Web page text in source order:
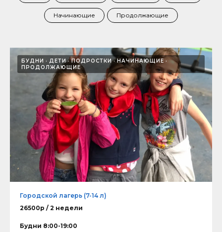
Начинающие Продолжающие
БУДНИ ДЕТИ ПОДРОСТКИ
НАЧИНАЮЩИЕ
ПРОДОЛЖАЮЩИЕ
Городской лагерь (7-14 л)
26500р / 2 недели
Будни 8:00-19:00